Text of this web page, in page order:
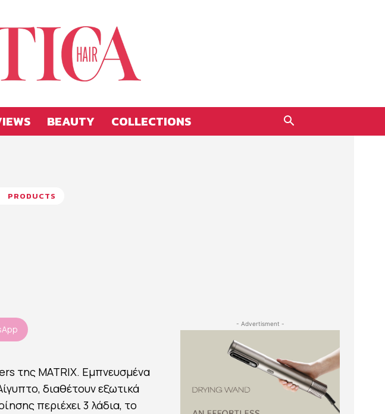
BEAUTY COLLECTIONS
PRODUCTS
της MATRIX. Εμπνευσμένα
διαθέτουν εξωτικά
περιέχει 3 λάδια, το
- Advertisment -